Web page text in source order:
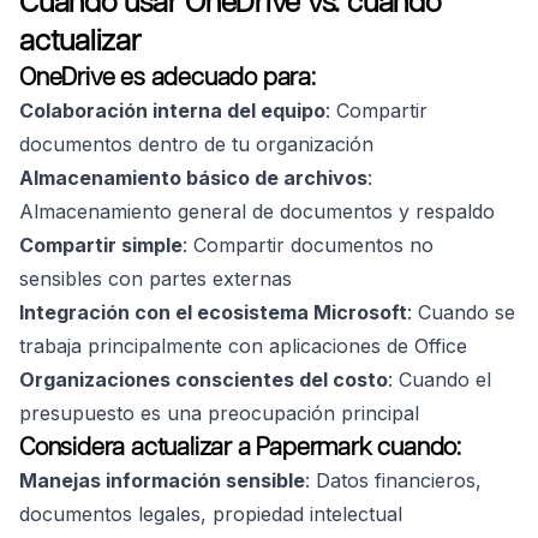
actualizar
OneDrive es adecuado para:
Colaboración interna del equipo: Compartir
documentos dentro de tu organización
Almacenamiento básico de archivos:
Almacenamiento general de documentos y respaldo
Compartir simple: Compartir documentos no
sensibles con partes externas
Integración con el ecosistema Microsoft: Cuando se
trabaja principalmente con aplicaciones de Office
Organizaciones conscientes del costo: Cuando el
presupuesto es una preocupación principal
Considera actualizar a Papermark cuando:
Manejas información sensible: Datos financieros,
documentos legales, propiedad intelectual